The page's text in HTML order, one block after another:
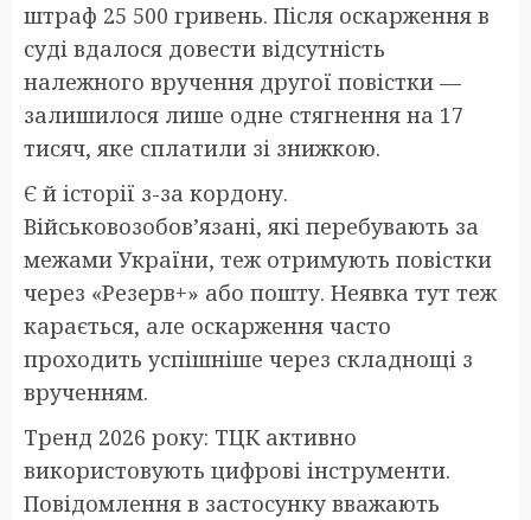
штраф 25 500 гривень. Після оскарження в
суді вдалося довести відсутність
належного вручення другої повістки —
залишилося лише одне стягнення на 17
тисяч, яке сплатили зі знижкою.
Є й історії з-за кордону.
Військовозобов’язані, які перебувають за
межами України, теж отримують повістки
через «Резерв+» або пошту. Неявка тут теж
карається, але оскарження часто
проходить успішніше через складнощі з
врученням.
Тренд 2026 року: ТЦК активно
використовують цифрові інструменти.
Повідомлення в застосунку вважають